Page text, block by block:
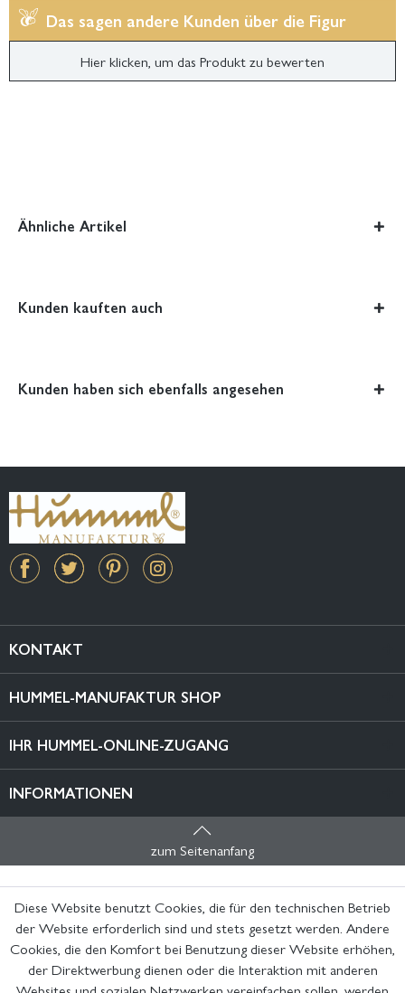
Das sagen andere Kunden über die Figur
Hier klicken, um das Produkt zu bewerten
Ähnliche Artikel
Kunden kauften auch
Kunden haben sich ebenfalls angesehen
KONTAKT
HUMMEL-MANUFAKTUR SHOP
IHR HUMMEL-ONLINE-ZUGANG
INFORMATIONEN
zum Seitenanfang
Diese Website benutzt Cookies, die für den technischen Betrieb
der Website erforderlich sind und stets gesetzt werden. Andere
Cookies, die den Komfort bei Benutzung dieser Website erhöhen,
der Direktwerbung dienen oder die Interaktion mit anderen